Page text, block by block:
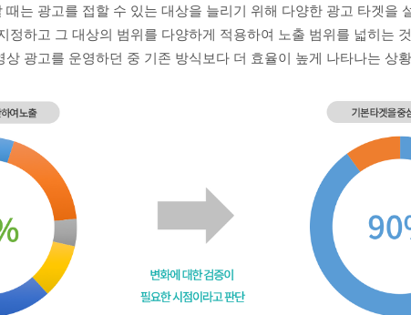
는 광고를 접할 수 있는 대상을 늘리기 위해 다양한 광고 타겟을
정하고 그 대상의 범위를 다양하게 적용하여 노출 범위를 넓히는
광고를 운영하던 중 기존 방식보다 더 효율이 높게 나타나는 상